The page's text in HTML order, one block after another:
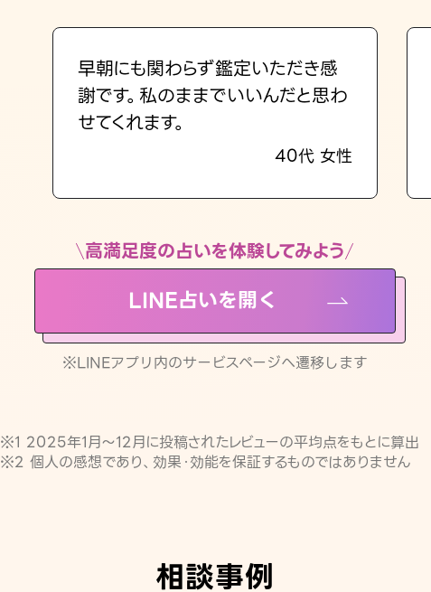
早朝にも関わらず鑑定いただき感
謝です。私のままでいいんだと思わ
せてくれます。
40代 女性
高満足度の占いを体験してみよう
LINE占いを開く
※LINEアプリ内のサービスページへ遷移します
※1 2025年1月〜12月に投稿されたレビューの平均点をもとに算出
※2 個人の感想であり、効果・効能を保証するものではありません
相談事例